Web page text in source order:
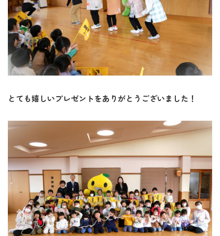
とても嬉しいプレゼントをありがとうございました！